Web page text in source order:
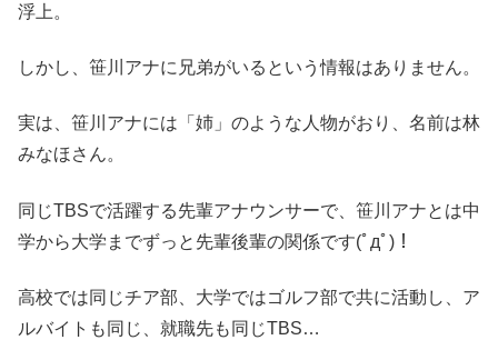
浮上。
しかし、笹川アナに兄弟がいるという情報はありません。
実は、笹川アナには「姉」のような人物がおり、名前は林
みなほさん。
同じTBSで活躍する先輩アナウンサーで、笹川アナとは中
学から大学までずっと先輩後輩の関係です(ﾟдﾟ)！
高校では同じチア部、大学ではゴルフ部で共に活動し、ア
ルバイトも同じ、就職先も同じTBS…